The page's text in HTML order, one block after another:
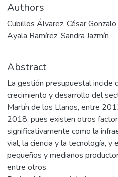
Authors
Cubillos Álvarez, César Gonzalo
Ayala Ramírez, Sandra Jazmín
Abstract
La gestión presupuestal incide
crecimiento y desarrollo del
Martín de los Llanos, entre
2018, pues existen otros
significativamente como la
vial, la ciencia y la tecnología, y
pequeños y medianos
entre otros.